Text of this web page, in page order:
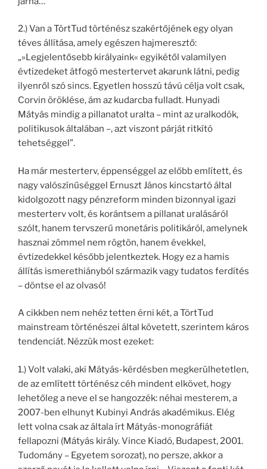
2.) Van a TörtTud történész szakértőjének egy olyan
téves állítása, amely egészen hajmeresztő:
„»Legjelentősebb királyaink« egyikétől valamilyen
évtizedeket átfogó mestertervet akarunk látni, pedig
ilyenről szó sincs. Egyetlen hosszú távú célja volt csak,
Corvin öröklése, ám az kudarcba fulladt. Hunyadi
Mátyás mindig a pillanatot uralta – mint az uralkodók,
politikusok általában –, azt viszont párját ritkító
tehetséggel”.
Ha már mesterterv, éppenséggel az előbb említett, és
nagy valószínűséggel Ernuszt János kincstartó által
kidolgozott nagy pénzreform minden bizonnyal igazi
mesterterv volt, és korántsem a pillanat uralásáról
szólt, hanem tervszerű monetáris politikáról, amelynek
hasznai zömmel nem rögtön, hanem évekkel,
évtizedekkel később jelentkeztek. Hogy ez a hamis
állítás ismerethiányból származik vagy tudatos ferdítés
– döntse el az olvasó!
A cikkben nem nehéz tetten érni két, a TörtTud
mainstream történészei által követett, szerintem káros
tendenciát. Nézzük most ezeket:
1.) Volt valaki, aki Mátyás-kérdésben megkerülhetetlen,
de az említett történész céh mindent elkövet, hogy
lehetőleg a neve el se hangozzék: néhai mesterem, a
2007-ben elhunyt Kubinyi András akadémikus. Elég
lett volna csak az általa írt Mátyás-monográfiát
fellapozni (Mátyás király. Vince Kiadó, Budapest, 2001.
Tudomány – Egyetem sorozat), no persze, akkor a